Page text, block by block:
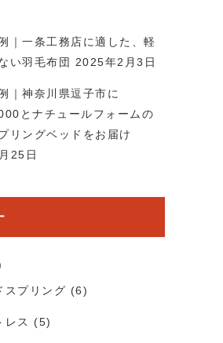
｜一条工務店に適した、軽
い羽毛布団
2025年2月3日
｜神奈川県逗子市に
とナチュールフォームの
リングベッドをお届け
25日
スプリング (6)
レス (5)